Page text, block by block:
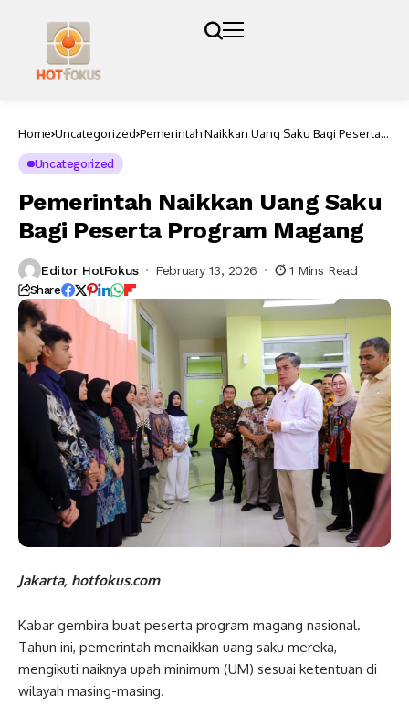
Home Uncategorized Pemerintah Naikkan Uang Saku Bagi Peserta
Uncategorized
Pemerintah Naikkan Uang Saku
Bagi Peserta Program Magang
Editor HotFokus February 13, 2026 1 Mins Read
Share
Jakarta, hotfokus.com
Kabar gembira buat peserta program magang nasional.
Tahun ini, pemerintah menaikkan uang saku mereka,
mengikuti naiknya upah minimum (UM) sesuai ketentuan di
wilayah masing-masing.